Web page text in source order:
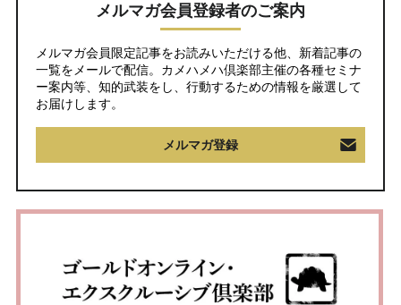
メルマガ会員登録者のご案内
メルマガ会員限定記事をお読みいただける他、新着記事の
一覧をメールで配信。カメハメハ倶楽部主催の各種セミナ
ー案内等、知的武装をし、行動するための情報を厳選して
お届けします。
メルマガ登録